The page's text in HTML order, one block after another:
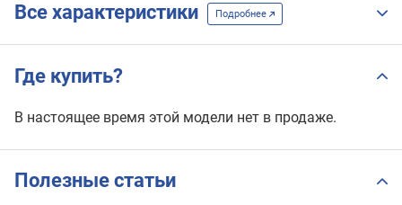
Все характеристики Подробнее
Где купить?
В настоящее время этой модели нет в продаже.
Полезные статьи